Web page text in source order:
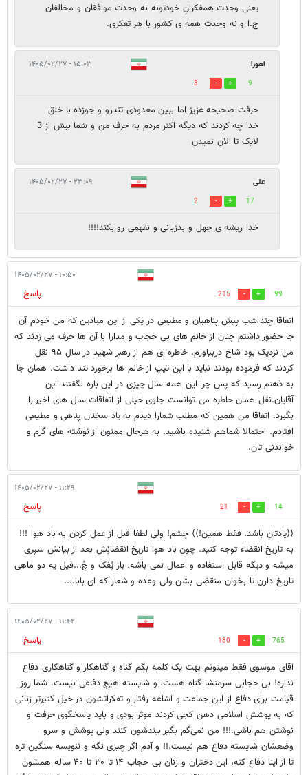
یعنی وحدت همفکرانِ خودتونه نه وحدت موافقان و مخالفان
ج.ا و نه وحدت همه ی کشور با هر تفکری.
اهورا ۱۵:۰۳ - ۱۴۰۵/۰۲/۲۷
9
3
حرفت صحیحه عزیز اما ببین معدودی تندرو و جوزده با خلق
خدا چه کردند که دیگه اکثر مردم به حرف من و شما بیش از 3
لایک تا الان نمیدن
علی ۲۳:۰۹ - ۱۴۰۵/۰۲/۲۷
17
2
خدا ریشه ی جهل و بدزبانی و نفهمی رو بکند!!!!
۱۰:۵۰ - ۱۴۰۵/۰۲/۲۷
99
215
پاسخ
اتفاقا چند شب پیش پناهیان و مطیعی در یکی از این میادین که من خودم آن
جا حضور داشتم چنان از خانم های بی حجاب و مدارا با آن ها حرف می زدند که
من نزدیک بود شاخ دربیاورم. خاطره ای هم از رهبر شهید در سال ۹۵ نقل
کردند که فرموده بودند نباید با این تیپ از خانم ها برخورد تند داشت. همان جا
به ذهنم رسید که پس چرا این همه سال چیزی در این باره نگفتند این
آقایان.نقل همان خاطره می توانست جلوی خیلی از اتفاقات سال های اخیر را
بگیرد. اتفاقا من همین که مطلب شمارا دیدم به یاد سخنان پناهی و مطیعی
افتادم. احتمالا شماهم شنیده باشید. به هرحال ممنون از نوشته های گرم و
خواندنی تان.
۱۱:۲۹ - ۱۴۰۵/۰۲/۲۷
14
21
پاسخ
⟨⟨یادتان باشد. فقط همین!⟩⟩ چشم! ولی لطفا قبل از عمل کردن به باد هوا !!!
به تاریخ انقضاء توجه کنید. چون باد هوا تاریخ انقضائِش بعد از بیانش سپری
میشه و دیگه قابل استفاده و اعمال نمی باشه. باز پُفک و چُ...فیل یه دو ماهی
تاریخ دارن تا بخوان منقضی بشن ولی وعده و شعار که ای بابا....
۱۱:۴۲ - ۱۴۰۵/۰۲/۲۷
765
180
پاسخ
آقای موسوی فقط میتونم بهت یک کلمه بگم گناه و گناهکار و گناهکاری دفاع
نداره! بی حجابی سرمنشا گناه هست. و شایسته هیچ دفاعی نیست. شما روز
قیامت برای دفاع از این جماعت و اشاعه رفتار و تفکراتشون در خیل کثیرتر زنانی
که به پوشش اسلامی دهن کجی کردند موثر بودی و باید پاسخگوی حرفت و
نوشتن هم باشی.!!! من نمی‌گم بگیر ببندشون کنند ولی پوشش و سرو
وضعشان شایسته دفاع هم نیست.!! و آدم اگر چیزی نگه و ننویسه سنگین تره
تا از اینا دفاع کنه، این دختران و زنان بی حجاب ۱۴ تا ۳۰ تا ۴۰ ساله همشون